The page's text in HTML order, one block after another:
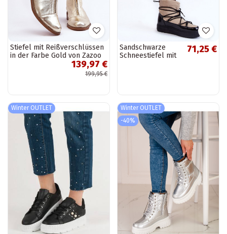
Stiefel mit Reißverschlüssen
in der Farbe Gold von Zazoo
139,97 €
199,95 €
Sandschwarze
Schneestiefel mit
71,25 €
Winter OUTLET
Winter OUTLET
-40%